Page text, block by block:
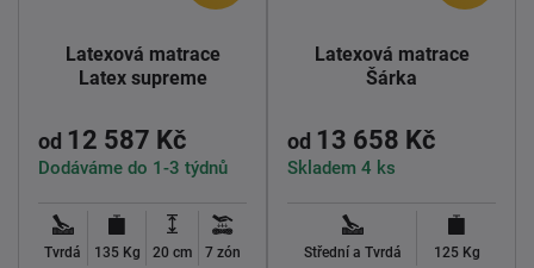
Latexová matrace
Latex supreme
od 12 587 Kč
Dodáváme do 1-3 týdnů
Tvrdá 135 Kg 20 cm 7 zón
Latexová matrace
Šárka
od 13 658 Kč
Skladem 4 ks
Střední a Tvrdá 125 Kg